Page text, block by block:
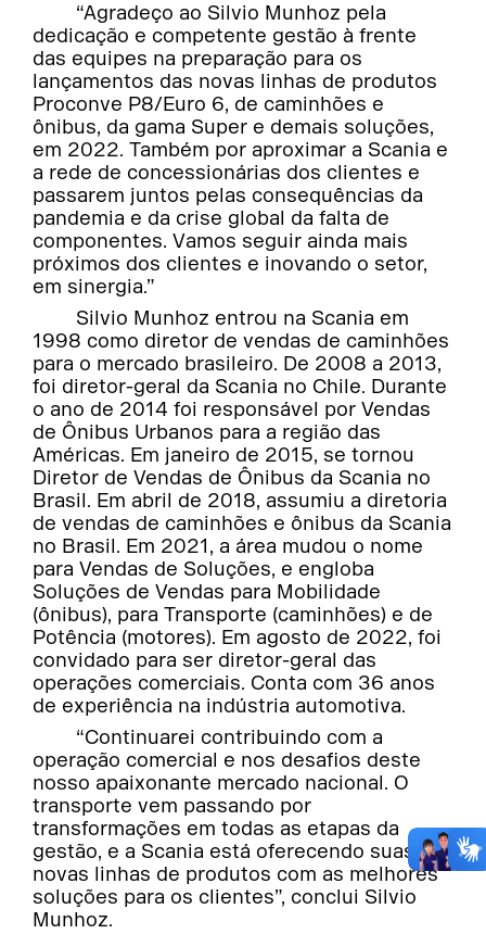
“Agradeço ao Silvio Munhoz pela
dedicação e competente gestão à frente
das equipes na preparação para os
lançamentos das novas linhas de produtos
Proconve P8/Euro 6, de caminhões e
ônibus, da gama Super e demais soluções,
em 2022. Também por aproximar a Scania e
a rede de concessionárias dos clientes e
passarem juntos pelas consequências da
pandemia e da crise global da falta de
componentes. Vamos seguir ainda mais
próximos dos clientes e inovando o setor,
em sinergia.”
Silvio Munhoz entrou na Scania em
1998 como diretor de vendas de caminhões
para o mercado brasileiro. De 2008 a 2013,
foi diretor-geral da Scania no Chile. Durante
o ano de 2014 foi responsável por Vendas
de Ônibus Urbanos para a região das
Américas. Em janeiro de 2015, se tornou
Diretor de Vendas de Ônibus da Scania no
Brasil. Em abril de 2018, assumiu a diretoria
de vendas de caminhões e ônibus da Scania
no Brasil. Em 2021, a área mudou o nome
para Vendas de Soluções, e engloba
Soluções de Vendas para Mobilidade
(ônibus), para Transporte (caminhões) e de
Potência (motores). Em agosto de 2022, foi
convidado para ser diretor-geral das
operações comerciais. Conta com 36 anos
de experiência na indústria automotiva.
“Continuarei contribuindo com a
operação comercial e nos desafios deste
nosso apaixonante mercado nacional. O
transporte vem passando por
transformações em todas as etapas da
gestão, e a Scania está oferecendo suas
novas linhas de produtos com as melhores
soluções para os clientes”, conclui Silvio
Munhoz.